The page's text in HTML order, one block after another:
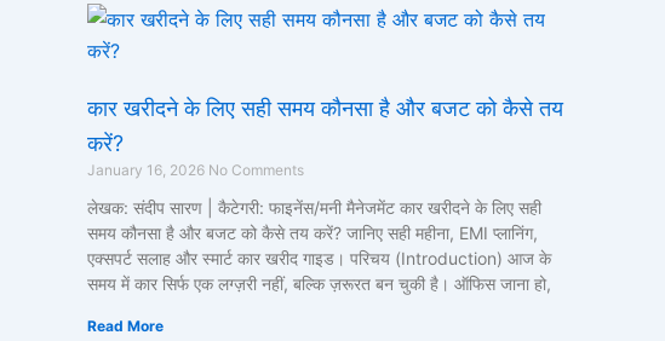
कार खरीदने के लिए सही समय कौनसा है और बजट को कैसे तय
करें?
January 16, 2026 No Comments
लेखक: संदीप सारण | कैटेगरी: फाइनेंस/मनी मैनेजमेंट कार खरीदने के लिए सही
समय कौनसा है और बजट को कैसे तय करें? जानिए सही महीना, EMI प्लानिंग,
एक्सपर्ट सलाह और स्मार्ट कार खरीद गाइड। परिचय (Introduction) आज के
समय में कार सिर्फ एक लग्ज़री नहीं, बल्कि ज़रूरत बन चुकी है। ऑफिस जाना हो,
Read More